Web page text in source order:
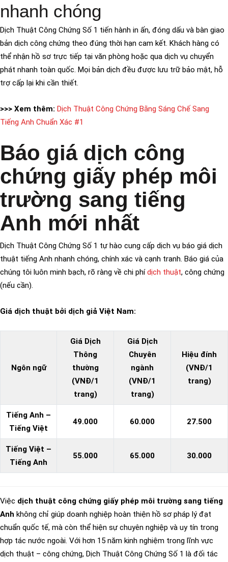
nhanh chóng
Dịch Thuật Công Chứng Số 1 tiến hành in ấn, đóng dấu và bàn giao
bản dịch công chứng theo đúng thời hạn cam kết. Khách hàng có
thể nhận hồ sơ trực tiếp tại văn phòng hoặc qua dịch vụ chuyển
phát nhanh toàn quốc. Mọi bản dịch đều được lưu trữ bảo mật, hỗ
trợ cấp lại khi cần thiết.
>>> Xem thêm: Dịch Thuật Công Chứng Bằng Sáng Chế Sang
Tiếng Anh Chuẩn Xác #1
Báo giá dịch công
chứng giấy phép môi
trường sang tiếng
Anh mới nhất
Dịch Thuật Công Chứng Số 1 tự hào cung cấp dịch vụ báo giá dịch
thuật tiếng Anh nhanh chóng, chính xác và cạnh tranh. Báo giá của
chúng tôi luôn minh bạch, rõ ràng về chi phídịch thuật, công chứng
(nếu cần).
Giá dịch thuật bởi dịch giả Việt Nam:
Ngôn ngữ
Giá Dịch
Thông
thường
(VNĐ/1
trang)
Giá Dịch
Chuyên
ngành
(VNĐ/1
trang)
Hiệu đính
(VNĐ/1
trang)
Tiếng Anh –
Tiếng Việt
49.000 60.000 27.500
Tiếng Việt –
Tiếng Anh
55.000 65.000 30.000
Việc dịch thuật công chứng giấy phép môi trường sang tiếng
Anh không chỉ giúp doanh nghiệp hoàn thiện hồ sơ pháp lý đạt
chuẩn quốc tế, mà còn thể hiện sự chuyên nghiệp và uy tín trong
hợp tác nước ngoài. Với hơn 15 năm kinh nghiệm trong lĩnh vực
dịch thuật – công chứng, Dịch Thuật Công Chứng Số 1 là đối tác